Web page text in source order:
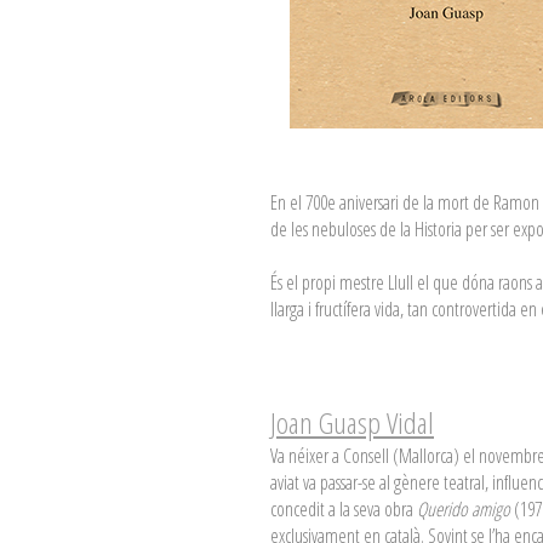
En el 700e aniversari de la mort de
de les nebuloses de la Historia per ser
És el propi mestre Llull el que dóna raons
llarga i fructífera vida, tan controvertida
Joan Guasp Vidal
Va néixer a Consell (Mallorca) el
aviat va passar-se al gènere teatral,
concedit a la seva obra Querido amigo
exclusivament en català. Sovint se l’ha